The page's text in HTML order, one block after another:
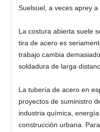
Suelsuel, a veces aprey
La costura abierta suele
tira de acero es
trabajo cambia
soldadura de larga
La tubería de acero en
proyectos de suministro
industria química,
construcción urbana.